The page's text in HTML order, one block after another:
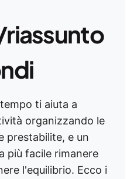
ti aiuta a
organizzando le
prestabilite, e un
più facile rimanere
l'equilibrio. Ecco i